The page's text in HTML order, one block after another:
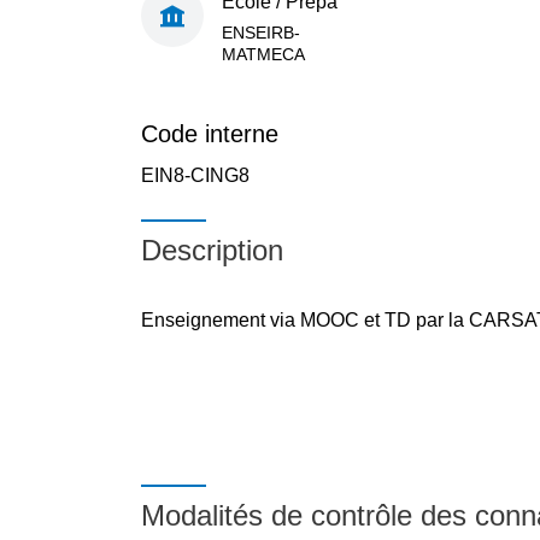
ENSEIRB-
MATMECA
Code interne
EIN8-CING8
Description
Enseignement via MOOC et TD par la
Modalités de contrôle des